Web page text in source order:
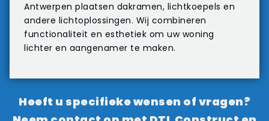
Antwerpen plaatsen dakramen, lichtkoepels en
andere lichtoplossingen. Wij combineren
functionaliteit en esthetiek om uw woning
lichter en aangenamer te maken.
Heeft u specifieke wensen of vragen?